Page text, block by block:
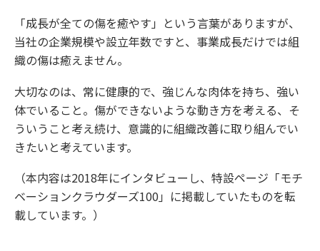
「成長が全ての傷を癒やす」という言葉がありますが、
当社の企業規模や設立年数ですと、事業成長だけでは組
織の傷は癒えません。
大切なのは、常に健康的で、強じんな肉体を持ち、強い
体でいること。傷ができないような動き方を考える、そ
ういうこと考え続け、意識的に組織改善に取り組んでい
きたいと考えています。
（本内容は2018年にインタビューし、特設ページ「モチ
ベーションクラウダーズ100」に掲載していたものを転
載しています。）